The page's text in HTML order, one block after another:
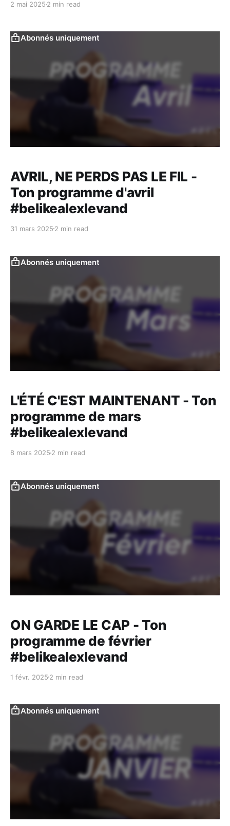
2 mai 2025 2 min read
Abonnés uniquement
AVRIL, NE PERDS PAS LE FIL -
Ton programme d'avril
#belikealexlevand
31 mars 2025 2 min read
Abonnés uniquement
L'ÉTÉ C'EST MAINTENANT - Ton
programme de mars
#belikealexlevand
8 mars 2025 2 min read
Abonnés uniquement
ON GARDE LE CAP - Ton
programme de février
#belikealexlevand
1 févr. 2025 2 min read
Abonnés uniquement